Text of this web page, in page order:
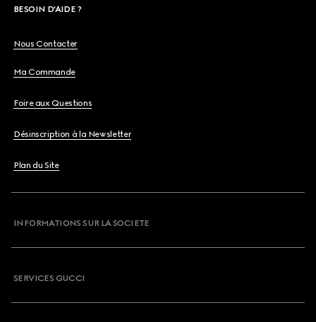
BESOIN D'AIDE ?
Nous Contacter
Ma Commande
Foire aux Questions
Désinscription à la Newsletter
Plan du Site
INFORMATIONS SUR LA SOCIETE
SERVICES GUCCI